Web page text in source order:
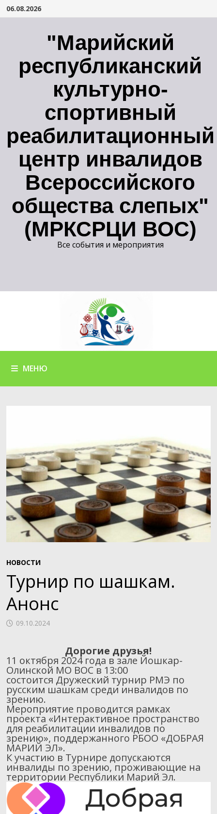
Перейти
06.08.2026
"Марийский
республиканский
культурно-
спортивный
реабилитационный
центр инвалидов
Всероссийского
общества слепых"
(МРКСРЦИ ВОС)
Все события и мероприятия
МЕНЮ
НОВОСТИ
Турнир по шашкам.
Анонс
09.10.2024
Дорогие друзья!
11 октября 2024 года в зале Йошкар-
Олинской МО ВОС в 13:00
состоится Дружеский турнир РМЭ по
русским шашкам среди инвалидов по
зрению.
Мероприятие проводится рамках
проекта «Интерактивное пространство
для реабилитации инвалидов по
зрению», поддержанного РБОО «ДОБРАЯ
МАРИЙ ЭЛ».
К участию в Турнире допускаются
инвалиды по зрению, проживающие на
территории Республики Марий Эл.